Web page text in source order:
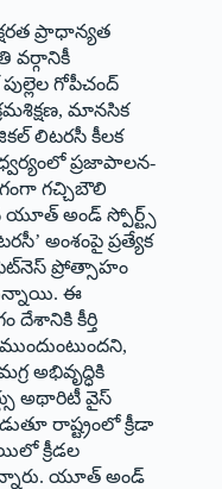
ప్రాధాన్యత
వర్గానికీ
గోపీచంద్
మానసిక
లిటరసీ కీలక
ప్రజాపాలన-
గచ్చిబౌలి
అండ్ స్పోర్ట్స్
అంశంపై ప్రత్యేక
ప్రోత్సాహం
ఈ
దేశానికి కీర్తి
అభివృద్ధికి
అథారిటీ వైస్
రాష్ట్రంలో క్రీడా
క్రీడల
యూత్ అండ్